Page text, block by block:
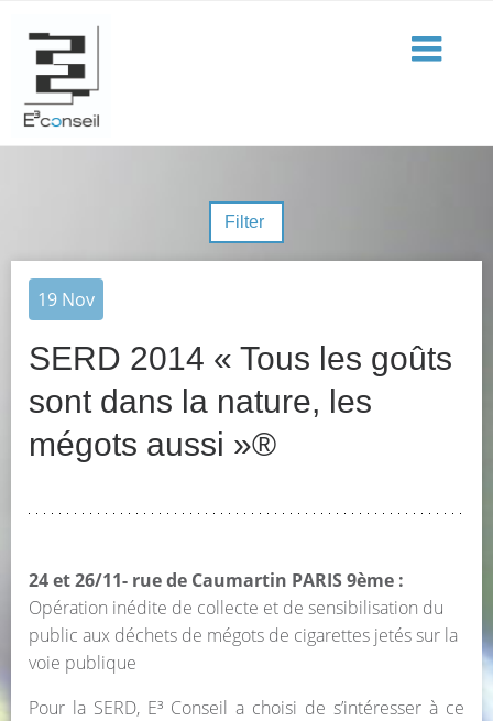
19 Nov
SERD 2014 « Tous les goûts
sont dans la nature, les
mégots aussi »®
24 et 26/11- rue de Caumartin PARIS 9ème :
Opération inédite de collecte et de sensibilisation du
public aux déchets de mégots de cigarettes jetés sur la
voie publique
Pour la SERD, E³ Conseil a choisi de s’intéresser à ce
Filter